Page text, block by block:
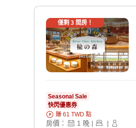
僅剩 3間房！
Seasonal Sale
快閃優惠券
賺 61 TWD 點
房價： 1 晚 | |